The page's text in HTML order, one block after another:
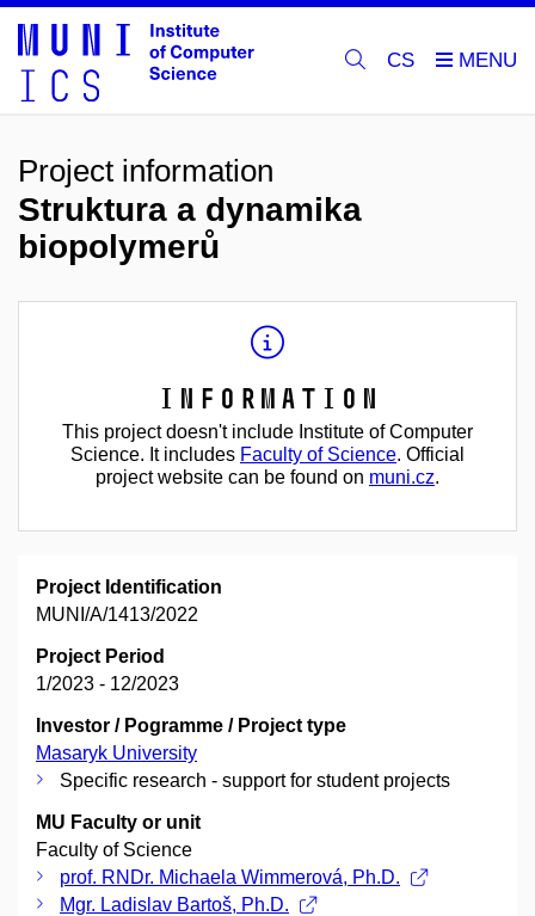
CS
Project information
Struktura a dynamika
biopolymerů
Information
This project doesn't include Institute of Computer
Science. It includes Faculty of Science. Official
project website can be found on muni.cz.
Project Identification
MUNI/A/1413/2022
Project Period
1/2023 - 12/2023
Investor / Pogramme / Project type
Masaryk University
Specific research - support for student projects
MU Faculty or unit
Faculty of Science
prof. RNDr. Michaela Wimmerová, Ph.D.
Mgr. Ladislav Bartoš, Ph.D.